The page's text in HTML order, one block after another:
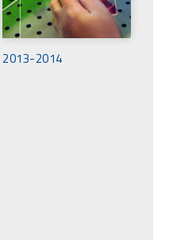
2013-2014